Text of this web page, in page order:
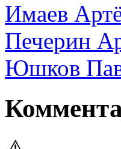
Имаев
Печерин
Юшков